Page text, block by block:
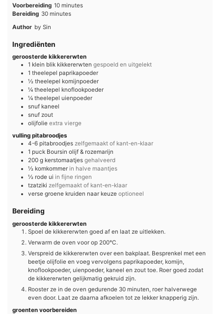
Voorbereiding 10minutes
minutes
Bereiding 30minutes
minutes
Author by Sin
Ingrediënten
geroosterde kikkererwten
1 klein blik kikkererwten gespoeld en uitgelekt
1 theelepel paprikapoeder
½ theelepel komijnpoeder
¼ theelepel knoflookpoeder
¼ theelepel uienpoeder
snuf kaneel
snuf zout
olijfolie extra vierge
vulling pitabroodjes
4-6 pitabroodjes zelfgemaakt of kant-en-klaar
1 puck Boursin olijf & rozemarijn
200 g kerstomaatjes gehalveerd
½ komkommer in halve maantjes
½ rode ui in fijne ringen
tzatziki zelfgemaakt of kant-en-klaar
verse groene kruiden naar keuze optioneel
Bereiding
geroosterde kikkererwten
Spoel de kikkererwten goed af en laat ze uitlekken.
Verwarm de oven voor op 200°C.
Verspreid de kikkererwten over een bakplaat. Besprenkel met een
beetje olijfolie en voeg vervolgens paprikapoeder, komijn,
knoflookpoeder, uienpoeder, kaneel en zout toe. Roer goed zodat
de kikkererwten gelijkmatig gekruid zijn.
Rooster ze in de oven gedurende 30 minuten, roer halverwege
even door. Laat ze daarna afkoelen tot ze lekker knapperig zijn.
groenten voorbereiden